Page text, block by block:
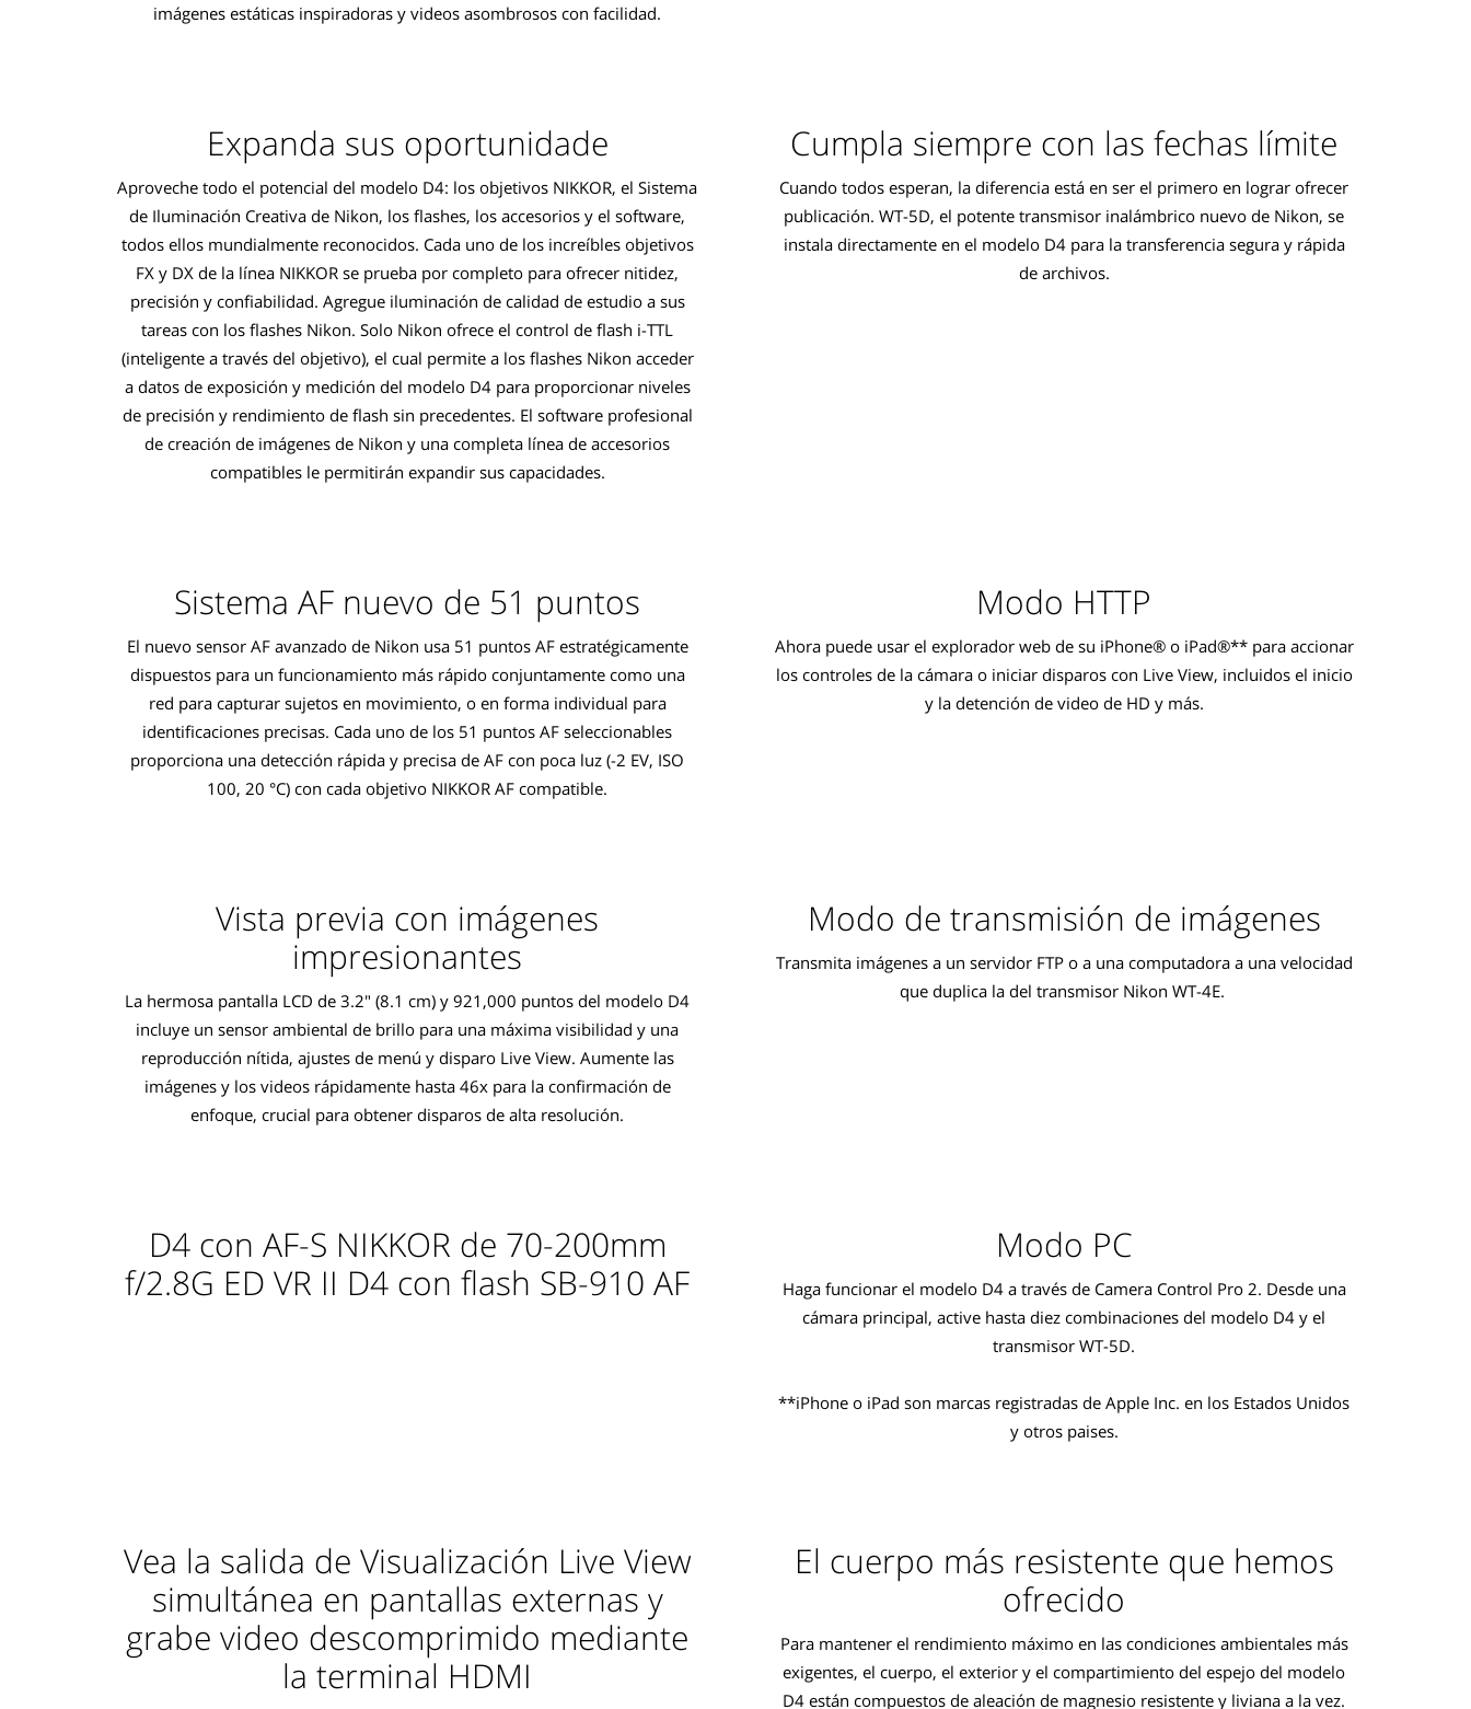
imágenes estáticas inspiradoras y videos asombrosos con facilidad.
Expanda sus oportunidade
Aproveche todo el potencial del modelo D4: los objetivos NIKKOR, el Sistema
de Iluminación Creativa de Nikon, los flashes, los accesorios y el software,
todos ellos mundialmente reconocidos. Cada uno de los increíbles objetivos
FX y DX de la línea NIKKOR se prueba por completo para ofrecer nitidez,
precisión y confiabilidad. Agregue iluminación de calidad de estudio a sus
tareas con los flashes Nikon. Solo Nikon ofrece el control de flash i-TTL
(inteligente a través del objetivo), el cual permite a los flashes Nikon acceder
a datos de exposición y medición del modelo D4 para proporcionar niveles
de precisión y rendimiento de flash sin precedentes. El software profesional
de creación de imágenes de Nikon y una completa línea de accesorios
compatibles le permitirán expandir sus capacidades.
Cumpla siempre con las fechas límite
Cuando todos esperan, la diferencia está en ser el primero en lograr ofrecer
publicación. WT-5D, el potente transmisor inalámbrico nuevo de Nikon, se
instala directamente en el modelo D4 para la transferencia segura y rápida
de archivos.
Sistema AF nuevo de 51 puntos
El nuevo sensor AF avanzado de Nikon usa 51 puntos AF estratégicamente
dispuestos para un funcionamiento más rápido conjuntamente como una
red para capturar sujetos en movimiento, o en forma individual para
identificaciones precisas. Cada uno de los 51 puntos AF seleccionables
proporciona una detección rápida y precisa de AF con poca luz (-2 EV, ISO
100, 20 °C) con cada objetivo NIKKOR AF compatible.
Modo HTTP
Ahora puede usar el explorador web de su iPhone® o iPad®** para accionar
los controles de la cámara o iniciar disparos con Live View, incluidos el inicio
y la detención de video de HD y más.
Vista previa con imágenes
impresionantes
La hermosa pantalla LCD de 3.2" (8.1 cm) y 921,000 puntos del modelo D4
incluye un sensor ambiental de brillo para una máxima visibilidad y una
reproducción nítida, ajustes de menú y disparo Live View. Aumente las
imágenes y los videos rápidamente hasta 46x para la confirmación de
enfoque, crucial para obtener disparos de alta resolución.
Modo de transmisión de imágenes
Transmita imágenes a un servidor FTP o a una computadora a una velocidad
que duplica la del transmisor Nikon WT-4E.
D4 con AF-S NIKKOR de 70-200mm
f/2.8G ED VR II D4 con flash SB-910 AF
Modo PC
Haga funcionar el modelo D4 a través de Camera Control Pro 2. Desde una
cámara principal, active hasta diez combinaciones del modelo D4 y el
transmisor WT-5D.
**iPhone o iPad son marcas registradas de Apple Inc. en los Estados Unidos
y otros paises.
Vea la salida de Visualización Live View
simultánea en pantallas externas y
grabe video descomprimido mediante
la terminal HDMI
El cuerpo más resistente que hemos
ofrecido
Para mantener el rendimiento máximo en las condiciones ambientales más
exigentes, el cuerpo, el exterior y el compartimiento del espejo del modelo
D4 están compuestos de aleación de magnesio resistente y liviana a la vez.